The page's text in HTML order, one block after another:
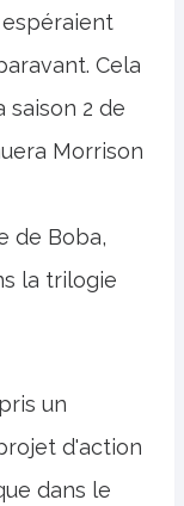
Cela
saison 2 de
Morrison
de Boba,
la trilogie
un
d'action
dans le